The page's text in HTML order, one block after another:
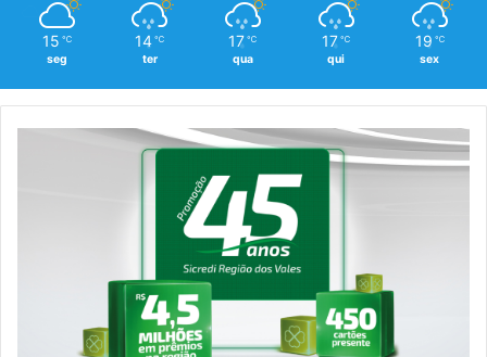
15 ℃
seg
14 ℃
ter
17 ℃
qua
17 ℃
qui
19 ℃
sex